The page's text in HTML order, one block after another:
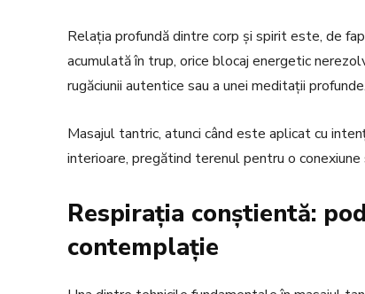
Relația profundă dintre corp și spirit este, de
acumulată în trup, orice blocaj energetic
rugăciunii autentice sau a unei meditații profunde.
Masajul tantric, atunci când este aplicat cu
interioare, pregătind terenul pentru o
Respirația conștientă:
contemplație